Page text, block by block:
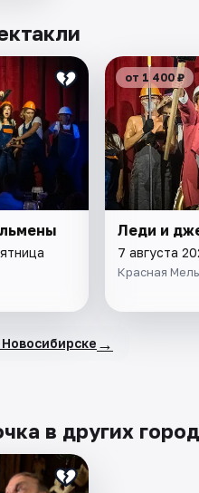
от 1 400 ₽
Леди и
7 августа
Красная
→
в других